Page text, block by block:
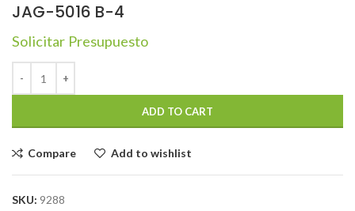
JAG-5016 B-4
Solicitar Presupuesto
ADD TO CART
Compare Add to wishlist
SKU: 9288